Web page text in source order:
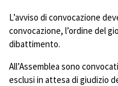
L’avviso di convocazione
convocazione, l’ordine del
dibattimento.
All’Assemblea sono
esclusi in attesa di giudizio